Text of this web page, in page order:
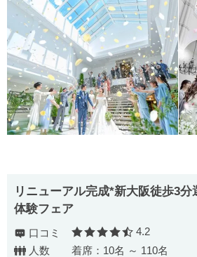
リニューアル完成*新大阪徒歩3分
体験フェア
口コミ 口コミ評価
4.2
人数
着席：10名 ～ 110名